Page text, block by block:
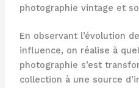
photographie vintage et
En observant l’évolution
influence, on réalise à
photographie s’est
collection à une source